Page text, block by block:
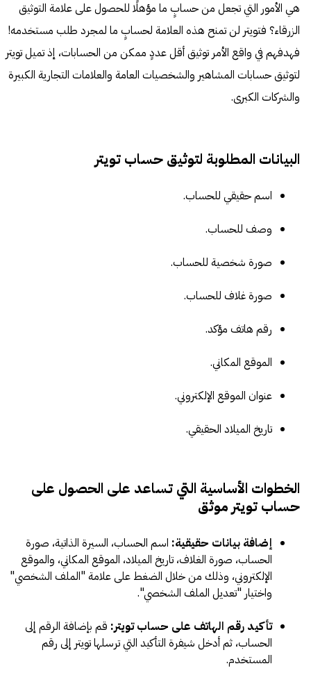
هي الأمور التي تجعل من حسابٍ ما مؤهلًا للحصول على علامة التوثيق
الزرقاء؟ فتويتر لن تمنح هذه العلامة لحسابٍ ما لمجرد طلب مستخدمه!
فهدفهم في واقع الأمر توثيق أقل عددٍ ممكن من الحسابات، إذ تميل تويتر
لتوثيق حسابات المشاهير والشخصيات العامة والعلامات التجارية الكبيرة
والشركات الكبرى.
البيانات المطلوبة لتوثيق حساب تويتر
اسم حقيقي للحساب.
وصف للحساب.
صورة شخصية للحساب.
صورة غلاف للحساب.
رقم هاتف مؤكد.
الموقع المكاني.
عنوان الموقع الإلكتروني.
تاريخ الميلاد الحقيقي.
الخطوات الأساسية التي تساعد على الحصول على
حساب تويتر موثق
إضافة بيانات حقيقية: اسم الحساب، السيرة الذاتية، صورة
الحساب، صورة الغلاف، تاريخ الميلاد، الموقع المكاني، والموقع
الإلكتروني، وذلك من خلال الضغط على علامة "الملف الشخصي"
واختيار "تعديل الملف الشخصي".
تأكيد رقم الهاتف على حساب تويتر: قم بإضافة الرقم إلى
الحساب، ثم أدخل شيفرة التأكيد التي ترسلها تويتر إلى رقم
المستخدم.